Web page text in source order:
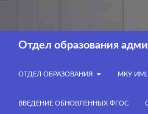
Отдел образования
ОТДЕЛ ОБРАЗОВАНИЯ МКУ ИМЦ
ВВЕДЕНИЕ ОБНОВЛЕННЫХ ФГОС